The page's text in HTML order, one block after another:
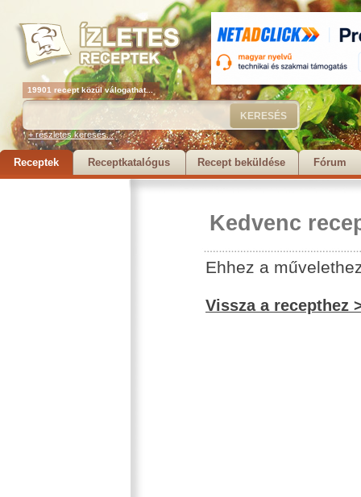
19901 recept közül válogathat...
+ részletes keresés...
Receptek Receptkatalógus Recept beküldése Fórum
Kedvenc
Ehhez a
Vissza a recepthez